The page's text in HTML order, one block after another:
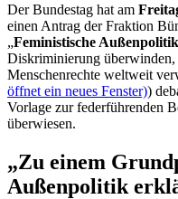
Der Bundestag hat am
einen Antrag der Fraktion
„Feministische
Diskriminierung überwinden,
Menschenrechte weltweit
öffnet ein neues Fenster))
Vorlage zur federführenden
überwiesen.
„Zu einem
Außenpolitik